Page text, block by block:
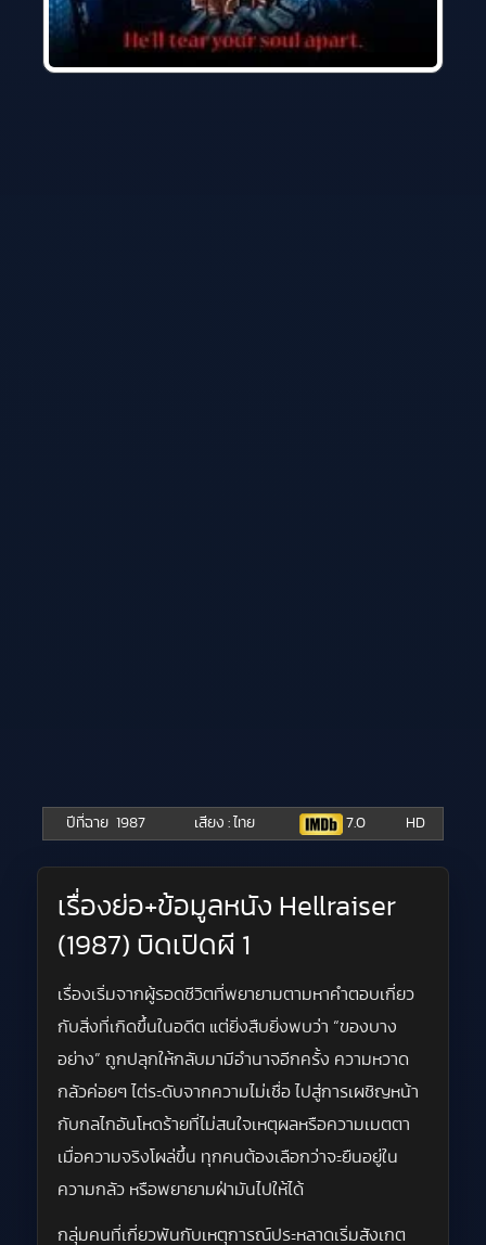
ปีที่ฉาย 1987 เสียง : ไทย 7.0 HD
เรื่องย่อ+ข้อมูลหนัง Hellraiser
(1987) บิดเปิดผี 1
เรื่องเริ่มจากผู้รอดชีวิตที่พยายามตามหาคำตอบเกี่ยว
กับสิ่งที่เกิดขึ้นในอดีต แต่ยิ่งสืบยิ่งพบว่า “ของบาง
อย่าง” ถูกปลุกให้กลับมามีอำนาจอีกครั้ง ความหวาด
กลัวค่อยๆ ไต่ระดับจากความไม่เชื่อ ไปสู่การเผชิญหน้า
กับกลไกอันโหดร้ายที่ไม่สนใจเหตุผลหรือความเมตตา
เมื่อความจริงโผล่ขึ้น ทุกคนต้องเลือกว่าจะยืนอยู่ใน
ความกลัว หรือพยายามฝ่ามันไปให้ได้
กลุ่มคนที่เกี่ยวพันกับเหตุการณ์ประหลาดเริ่มสังเกต